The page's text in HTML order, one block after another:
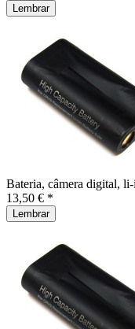
Lembrar
Bateria, câmera digital,
13,50 € *
Lembrar